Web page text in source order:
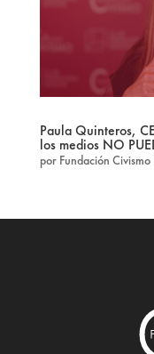
Paula Quinteros,
los medios NO
por Fundación Civismo|